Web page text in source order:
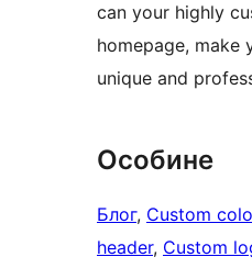
can your highly
homepage, make
unique and
Особине
Блог, Custom
header, Custom